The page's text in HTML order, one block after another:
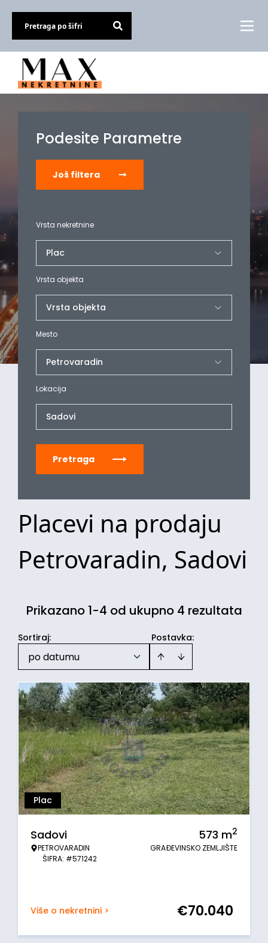
Podesite Parametre
Još filtera
Vrsta nekretnine
Vrsta objekta
Mesto
Lokacija
Sadovi
Pretraga
Placevi na prodaju
Petrovaradin, Sadovi
Prikazano 1-4 od ukupno 4 rezultata
Postavka:
Sortiraj:
po datumu
Plac
Sadovi
PETROVARADIN
ŠIFRA: #571242
573 m2
GRAĐEVINSKO ZEMLJIŠTE
Više o nekretnini > €70.040